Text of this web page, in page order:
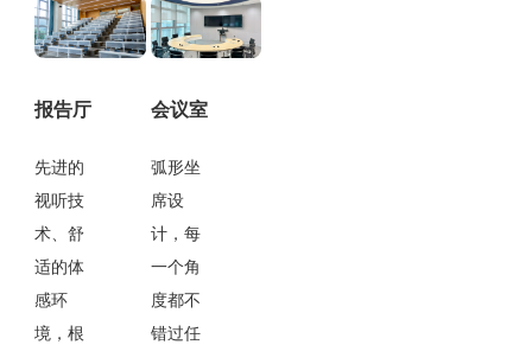
报告厅
先进的
视听技
术、舒
适的体
感环
境，根
会议室
弧形坐
席设
计，每
一个角
度都不
错过任